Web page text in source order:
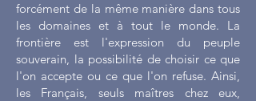
forcément de la même manière dans tous
les domaines et à tout le monde. La
frontière est l'expression du peuple
souverain, la possibilité de choisir ce que
l'on accepte ou ce que l'on refuse. Ainsi,
les Français, seuls maîtres chez eux,